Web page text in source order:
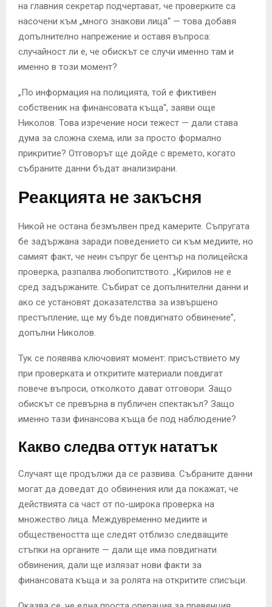
на главния секретар подчертават, че проверките са
насочени към „много знакови лица“ — това добавя
допълнително напрежение и оставя въпроса:
случайност ли е, че обискът се случи именно там и
именно в този момент?
„По информация на полицията, той е фиктивен
собственик на финансовата къща“, заяви още
Николов. Това изречение носи тежест — дали става
дума за сложна схема, или за просто формално
прикритие? Отговорът ще дойде с времето, когато
събраните данни бъдат анализирани.
Реакцията не закъсня
Никой не остана безмълвен пред камерите. Съпругата
бе задържана заради поведението си към медиите, но
самият факт, че неин съпруг бе център на полицейска
проверка, разпалва любопитството. „Кирилов не е
сред задържаните. Събират се допълнителни данни и
ако се установят доказателства за извършено
престъпление, ще му бъде повдигнато обвинение”,
допълни Николов.
Тук се появява ключовият момент: присъствието му
при проверката и откритите материали повдигат
повече въпроси, отколкото дават отговори. Защо
обискът се превърна в публичен спектакъл? Защо
именно тази финансова къща бе под наблюдение?
Какво следва оттук нататък
Случаят ще продължи да се развива. Събраните данни
могат да доведат до обвинения или да покажат, че
действията са част от по-широка проверка на
множество лица. Междувременно медиите и
обществеността ще следят отблизо следващите
стъпки на органите — дали ще има повдигнати
обвинения, дали ще излязат нови факти за
финансовата къща и за ролята на откритите списъци.